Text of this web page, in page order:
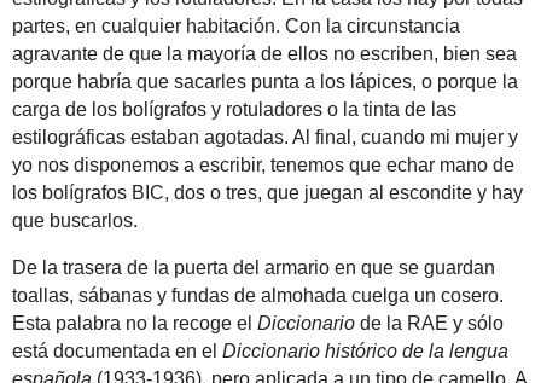
partes, en cualquier habitación. Con la circunstancia
agravante de que la mayoría de ellos no escriben, bien sea
porque habría que sacarles punta a los lápices, o porque la
carga de los bolígrafos y rotuladores o la tinta de las
estilográficas estaban agotadas. Al final, cuando mi mujer y
yo nos disponemos a escribir, tenemos que echar mano de
los bolígrafos BIC, dos o tres, que juegan al escondite y hay
que buscarlos.
De la trasera de la puerta del armario en que se guardan
toallas, sábanas y fundas de almohada cuelga un cosero.
Esta palabra no la recoge el Diccionario de la RAE y sólo
está documentada en el Diccionario histórico de la lengua